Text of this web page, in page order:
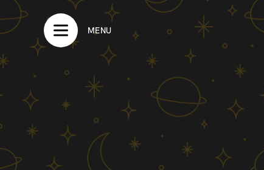
MENU